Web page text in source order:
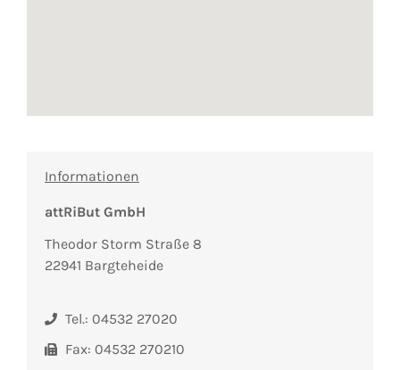
Informationen
attRiBut GmbH
Theodor Storm Straße 8
22941 Bargteheide
Tel.: 04532 27020
Fax: 04532 270210